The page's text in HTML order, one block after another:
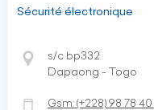
Sécurité électronique
s/c bp332
Dapaong - Togo
Gsm:(+228)98 78 40